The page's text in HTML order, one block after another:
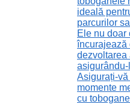
ideală
parcurilor
Ele nu doar
încurajează
dezvoltarea
Asigurați-
momente
cu